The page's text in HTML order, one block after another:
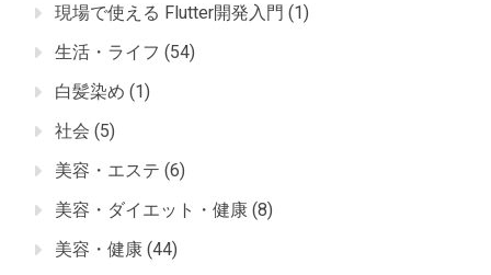
現場で使える Flutter開発入門 (1)
生活・ライフ (54)
白髪染め (1)
社会 (5)
美容・エステ (6)
美容・ダイエット・健康 (8)
美容・健康 (44)